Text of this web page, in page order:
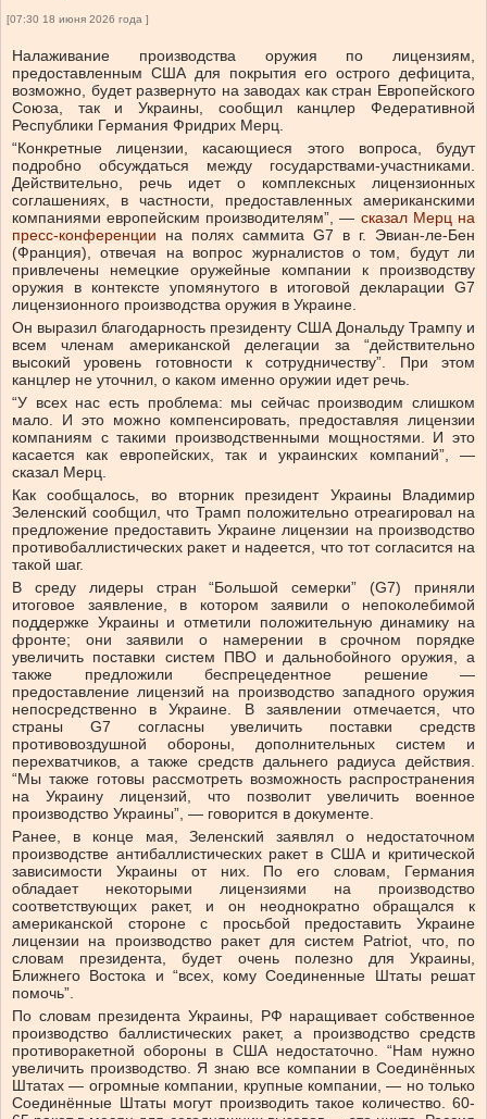
[07:30 18 июня 2026 года ]
Налаживание производства оружия по лицензиям,
предоставленным США для покрытия его острого дефицита,
возможно, будет развернуто на заводах как стран Европейского
Союза, так и Украины, сообщил канцлер Федеративной
Республики Германия Фридрих Мерц.
“Конкретные лицензии, касающиеся этого вопроса, будут
подробно обсуждаться между государствами-участниками.
Действительно, речь идет о комплексных лицензионных
соглашениях, в частности, предоставленных американскими
компаниями европейским производителям”, — сказал Мерц на
пресс-конференции на полях саммита G7 в г. Эвиан-ле-Бен
(Франция), отвечая на вопрос журналистов о том, будут ли
привлечены немецкие оружейные компании к производству
оружия в контексте упомянутого в итоговой декларации G7
лицензионного производства оружия в Украине.
Он выразил благодарность президенту США Дональду Трампу и
всем членам американской делегации за “действительно
высокий уровень готовности к сотрудничеству”. При этом
канцлер не уточнил, о каком именно оружии идет речь.
“У всех нас есть проблема: мы сейчас производим слишком
мало. И это можно компенсировать, предоставляя лицензии
компаниям с такими производственными мощностями. И это
касается как европейских, так и украинских компаний”, —
сказал Мерц.
Как сообщалось, во вторник президент Украины Владимир
Зеленский сообщил, что Трамп положительно отреагировал на
предложение предоставить Украине лицензии на производство
противобаллистических ракет и надеется, что тот согласится на
такой шаг.
В среду лидеры стран “Большой семерки” (G7) приняли
итоговое заявление, в котором заявили о непоколебимой
поддержке Украины и отметили положительную динамику на
фронте; они заявили о намерении в срочном порядке
увеличить поставки систем ПВО и дальнобойного оружия, а
также предложили беспрецедентное решение —
предоставление лицензий на производство западного оружия
непосредственно в Украине. В заявлении отмечается, что
страны G7 согласны увеличить поставки средств
противовоздушной обороны, дополнительных систем и
перехватчиков, а также средств дальнего радиуса действия.
“Мы также готовы рассмотреть возможность распространения
на Украину лицензий, что позволит увеличить военное
производство Украины”, — говорится в документе.
Ранее, в конце мая, Зеленский заявлял о недостаточном
производстве антибаллистических ракет в США и критической
зависимости Украины от них. По его словам, Германия
обладает некоторыми лицензиями на производство
соответствующих ракет, и он неоднократно обращался к
американской стороне с просьбой предоставить Украине
лицензии на производство ракет для систем Patriot, что, по
словам президента, будет очень полезно для Украины,
Ближнего Востока и “всех, кому Соединенные Штаты решат
помочь”.
По словам президента Украины, РФ наращивает собственное
производство баллистических ракет, а производство средств
противоракетной обороны в США недостаточно. “Нам нужно
увеличить производство. Я знаю все компании в Соединённых
Штатах — огромные компании, крупные компании, — но только
Соединённые Штаты могут производить такое количество. 60-